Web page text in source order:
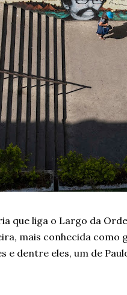
que liga o Largo da
mais conhecida como
e dentre eles, um de